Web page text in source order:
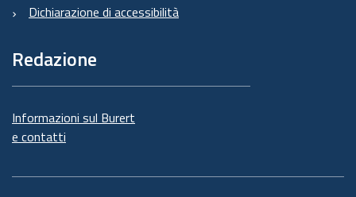
Dichiarazione di accessibilità
Redazione
Informazioni sul Burert
e contatti